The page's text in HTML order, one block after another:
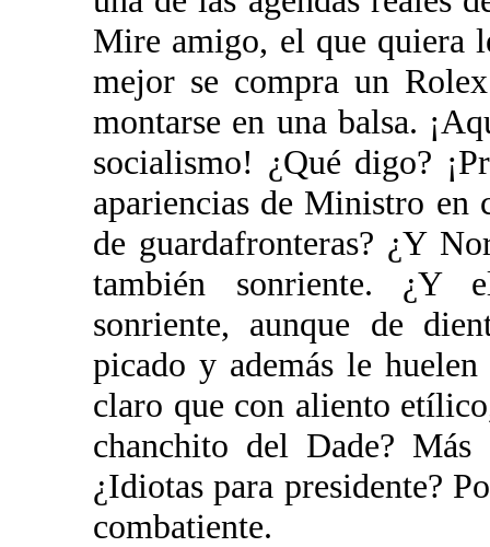
Mire amigo, el que quiera
mejor se compra un
montarse en una balsa.
socialismo! ¿Qué digo?
apariencias de Ministro en
de guardafronteras? ¿Y
también sonriente. ¿Y
sonriente, aunque de
picado y además le
claro que con aliento
chanchito del Dade?
¿Idiotas para presidente?
combatiente.